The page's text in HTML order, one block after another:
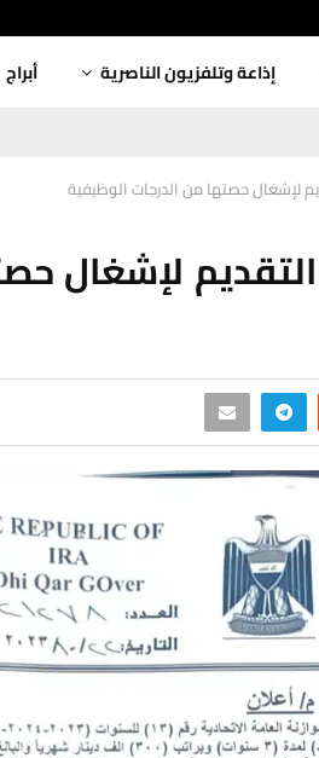
إذاعة وتلفزيون الناصرية أبراج
لإشغال حصتها من الدرجات الوظيفية
لإشغال